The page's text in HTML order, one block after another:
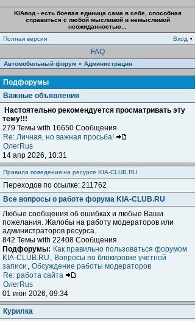
KIAвод - есть боевая единица сама в себе, способная
справиться с любой мыслимой и немыслимой
неожиданностью...
Полная версия
Вход •
FAQ
Автомобильный форум » Администрация
Подфорумы
Важные объявления
Настоятельно рекомендуется просматривать эту
тему!!!
279 Темы with 16650 Сообщения
Re: Личная, но важная просьба!
ОлегRus
14 апр 2026, 10:31
Правила поведения на ресурсе KIA-CLUB.RU
Переходов по ссылке: 211762
Все вопросы о работе форума KIA-CLUB.RU
Любые сообщения об ошибках и любые Ваши
пожелания. Жалобы на работу модераторов или
администраторов ресурса.
842 Темы with 22408 Сообщения
Подфорумы: Как правильно пользоваться форумом
KIA-CLUB.RU , Вопросы по блокировке учетной
записи , Обсуждение работы модераторов
Re: работа сайта
ОлегRus
01 июн 2026, 09:34
Курилка